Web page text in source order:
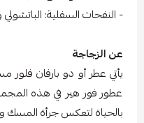
- النفحات السفلية: الباتشولي
عن الزجاجة
يأتي عطر أو دو بارفان
عطور فور هير في هذه
بالحياة لتعكس جرأة المسك